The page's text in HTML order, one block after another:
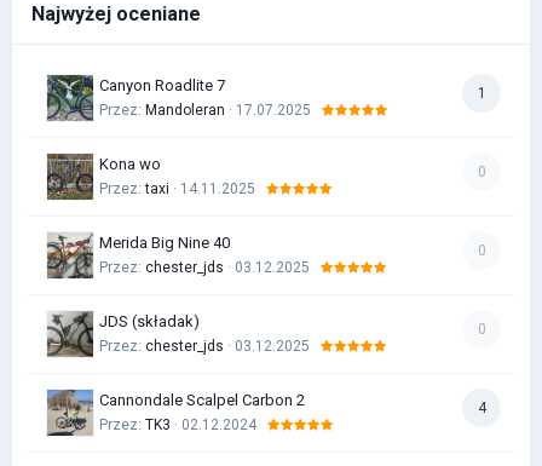
Najwyżej oceniane
1
Canyon Roadlite 7
Przez: Mandoleran · 17.07.2025
0
Kona wo
Przez:taxi · 14.11.2025
0
Merida Big Nine 40
Przez: chester_jds · 03.12.2025
0
JDS (składak)
Przez: chester_jds · 03.12.2025
4
Cannondale Scalpel Carbon 2
Przez: TK3 · 02.12.2024